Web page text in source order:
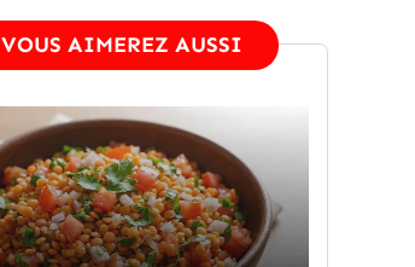
VOUS AIMEREZ AUSSI